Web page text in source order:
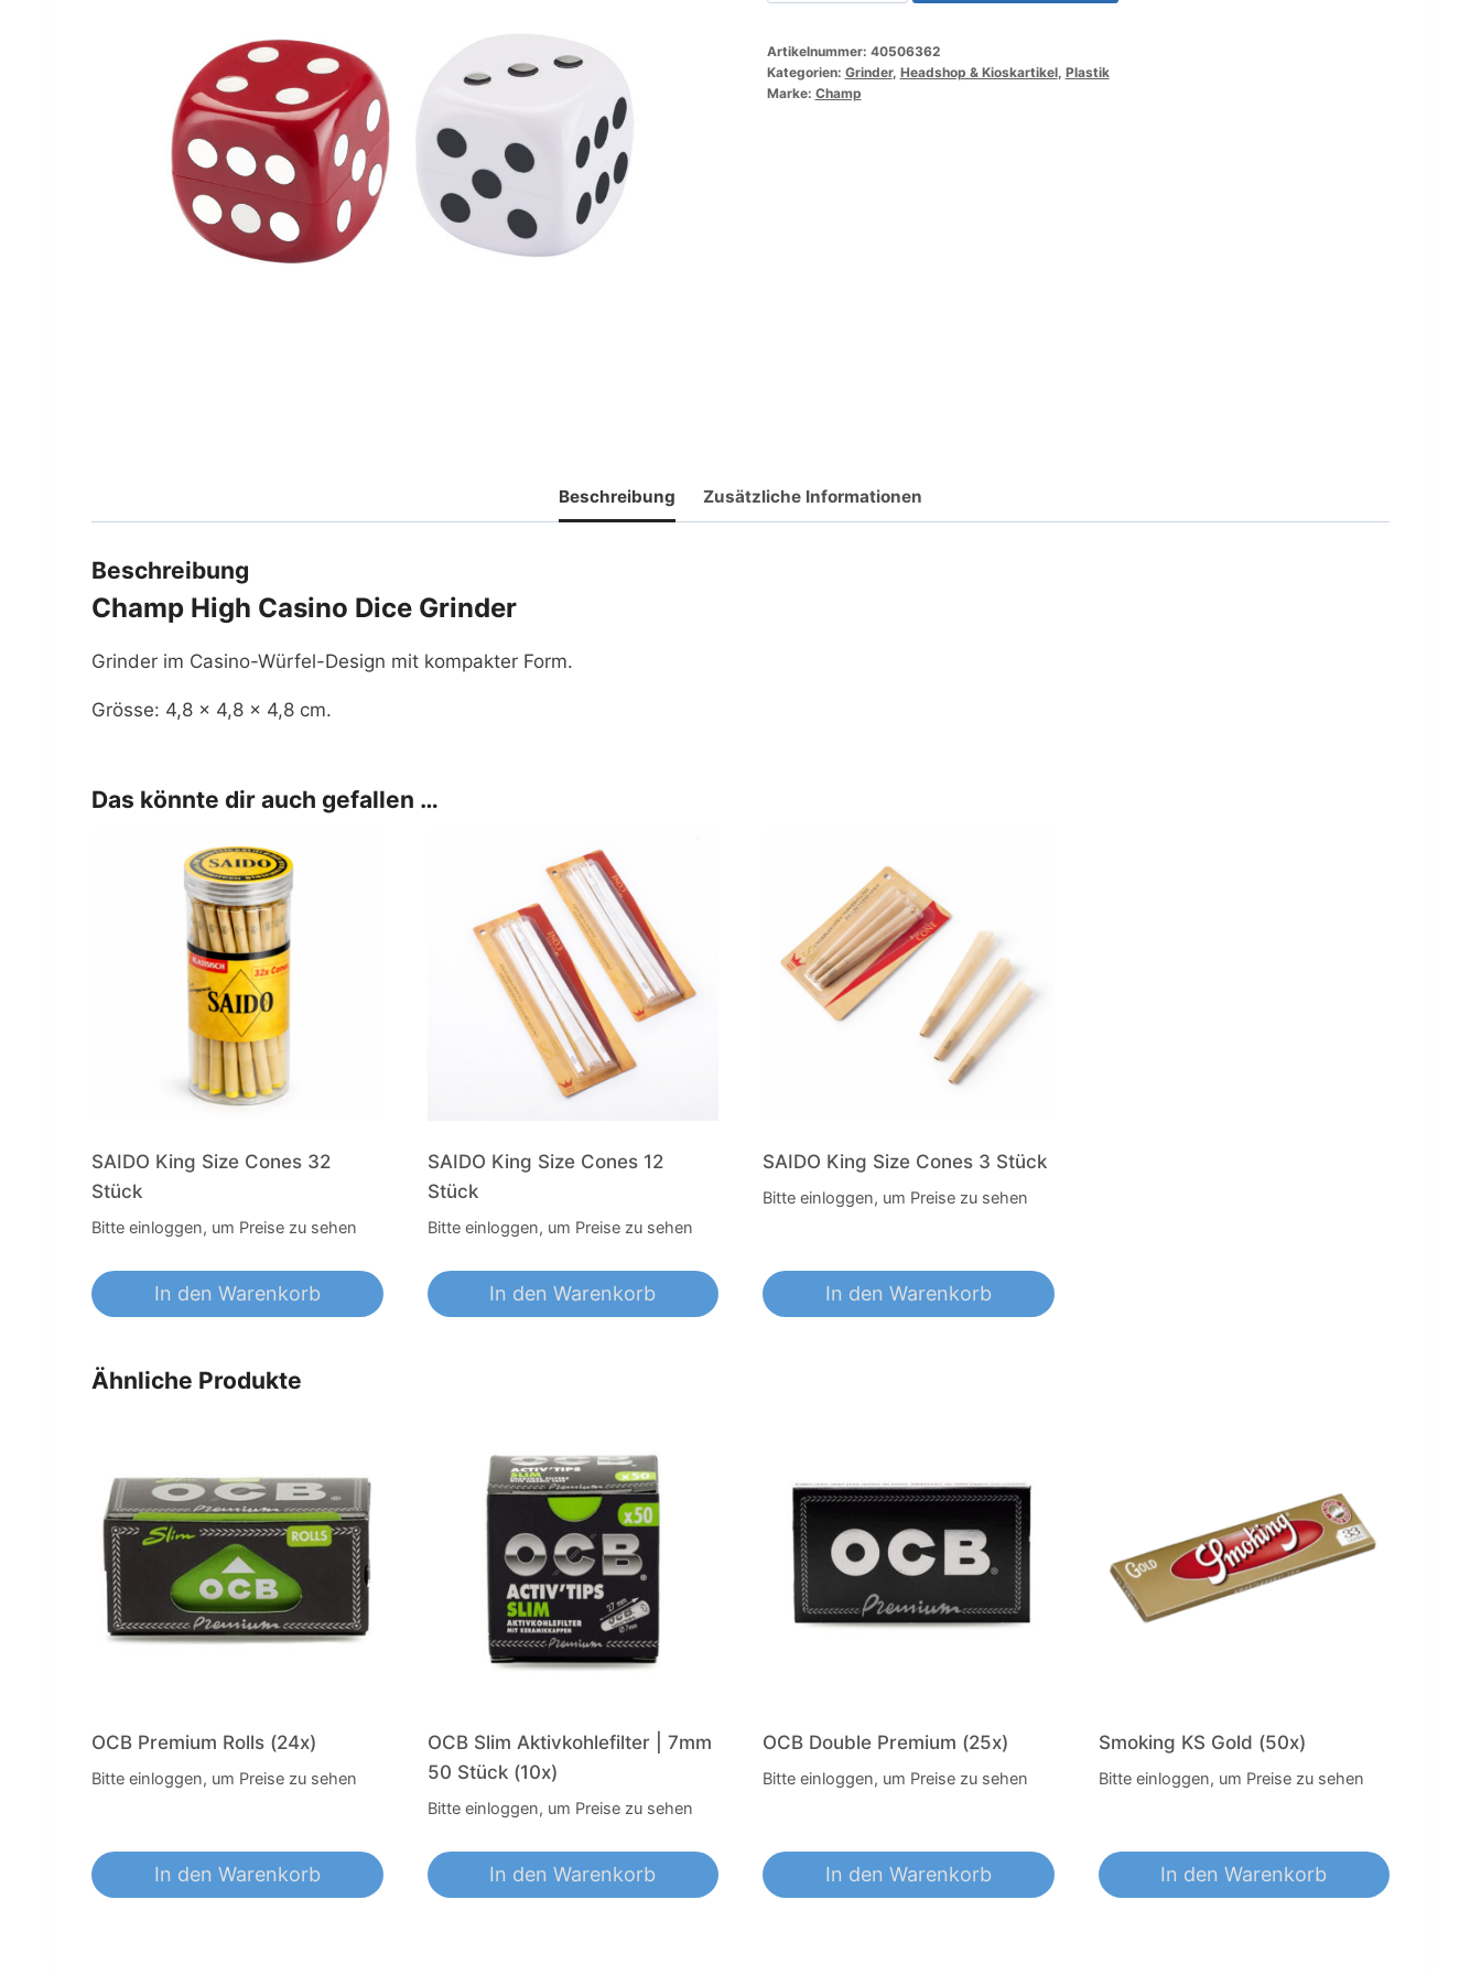
Dice
Grinder
Artikelnummer: 40506362
Kategorien: Grinder, Headshop & Kioskartikel, Plastik
Marke: Champ
Beschreibung Zusätzliche Informationen
Beschreibung
Champ High Casino Dice Grinder
Grinder im Casino-Würfel-Design mit kompakter Form.
Grösse: 4,8 × 4,8 × 4,8 cm.
Das könnte dir auch gefallen …
SAIDO King Size Cones 32
Stück
Bitte einloggen, um Preise zu sehen
In den Warenkorb
SAIDO King Size Cones 12
Stück
Bitte einloggen, um Preise zu sehen
In den Warenkorb
SAIDO King Size Cones 3 Stück
Bitte einloggen, um Preise zu sehen
In den Warenkorb
Ähnliche Produkte
OCB Premium Rolls (24x)
Bitte einloggen, um Preise zu sehen
In den Warenkorb
OCB Slim Aktivkohlefilter | 7mm
50 Stück (10x)
Bitte einloggen, um Preise zu sehen
In den Warenkorb
OCB Double Premium (25x)
Bitte einloggen, um Preise zu sehen
In den Warenkorb
Smoking KS Gold (50x)
Bitte einloggen, um Preise zu sehen
In den Warenkorb